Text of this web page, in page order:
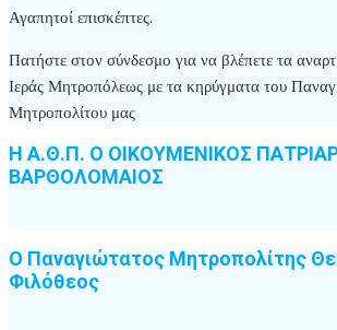
Αγαπητοί επισκέπτες.
Πατήστε στον σύνδεσμο για να βλέπετε τα
Ιεράς Μητροπόλεως με τα κηρύγματα του
Μητροπολίτου μας
Η Α.Θ.Π. Ο ΟΙΚΟΥΜΕΝΙΚΟΣ
ΒΑΡΘΟΛΟΜΑΙΟΣ
Ο Παναγιώτατος Μητροπολίτης
Φιλόθεος